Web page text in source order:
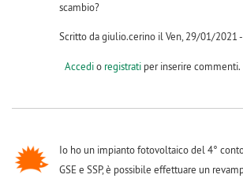
scambio?
Scritto da giulio.cerino il Ven, 29/01/2021
Accedio registratiper inserire commenti.
Io ho un impianto fotovoltaico del 4°
GSE e SSP, è possibile effettuare un